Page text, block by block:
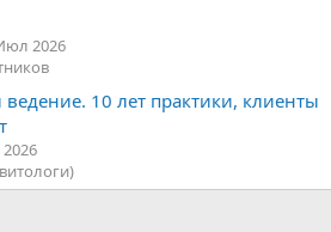
2026
10 лет практики, клиенты